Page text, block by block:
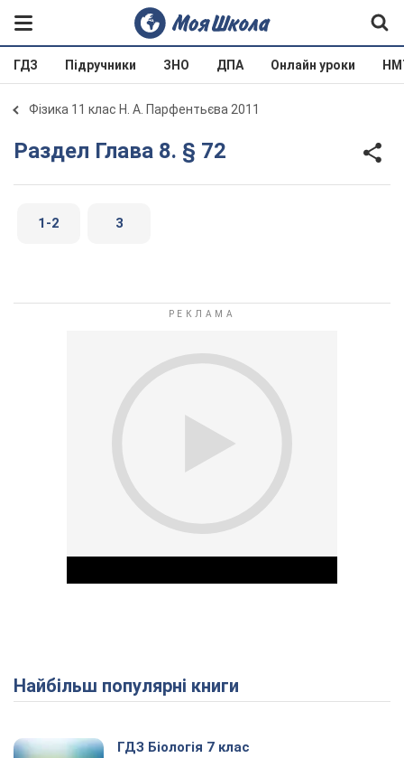
ГДЗ Підручники ЗНО ДПА Онлайн уроки
Фізика 11 клас Н. А. Парфентьєва 2011
Раздел Глава 8. § 72
1-2 3
Play Video
Найбільш популярні книги
ГДЗ Біологія 7 клас